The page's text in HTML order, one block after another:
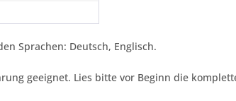
Sprachen: Deutsch, Englisch.
geeignet. Lies bitte vor Beginn die